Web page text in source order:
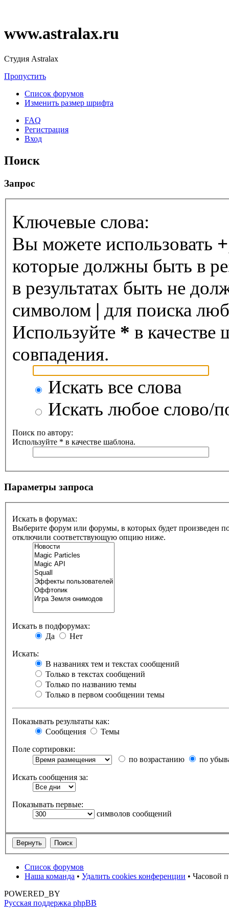
www.astralax.ru
Студия Astralax
Пропустить
Список форумов
Изменить размер шрифта
FAQ
Регистрация
Вход
Поиск
Запрос
Ключевые слова:
Вы можете использовать +
которые должны быть в
в результатах быть не
символом | для поиска
Используйте * в качестве
совпадения.
Искать все слова
Искать любое слово/
Поиск по автору:
Используйте * в качестве шаблона.
Параметры запроса
Искать в форумах:
Выберите форум или форумы, в которых будет произведен
отключили соответствующую опцию ниже.
Искать в подфорумах:
Да
Нет
Искать:
В названиях тем и текстах сообщений
Только в текстах сообщений
Только по названию темы
Только в первом сообщении темы
Показывать результаты как:
Сообщения
Темы
Поле сортировки:
по возрастанию
по
Искать сообщения за:
Показывать первые:
символов сообщений
Список форумов
Наша команда • Удалить cookies конференции • Часовой
POWERED_BY
Русская поддержка phpBB